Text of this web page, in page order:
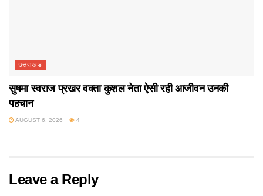
उत्तराखंड
सुषमा स्वराज प्रखर वक्ता कुशल नेता ऐसी रही आजीवन उनकी
पहचान
AUGUST 6, 2026 4
Leave a Reply